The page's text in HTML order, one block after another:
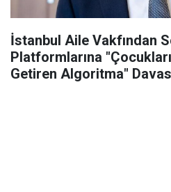
İstanbul Aile Vakfından
Platformlarına
Getiren Algoritma"